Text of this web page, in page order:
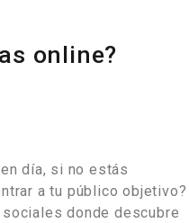
online?
día, si no estás
a tu público objetivo?
donde descubre